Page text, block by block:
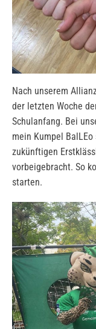
Nach unserem
der letzten Woche
Schulanfang. Bei
mein Kumpel
zukünftigen
vorbeigebracht. So
starten.